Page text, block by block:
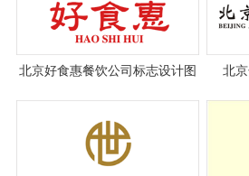
北京好食惠餐饮公司标志设计图
北